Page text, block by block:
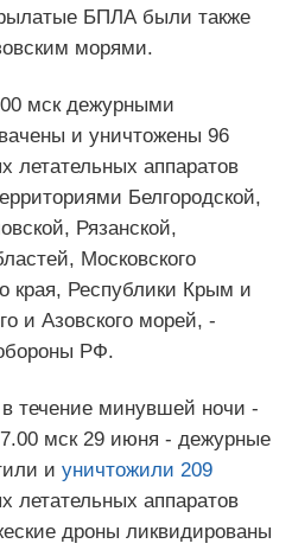
БПЛА были также
морями.
мск дежурными
и уничтожены 96
летательных аппаратов
Белгородской,
Рязанской,
Московского
края, Республики Крым и
и Азовского морей, -
РФ.
течение минувшей ночи -
мск 29 июня - дежурные
и уничтожили 209
летательных аппаратов
дроны ликвидированы